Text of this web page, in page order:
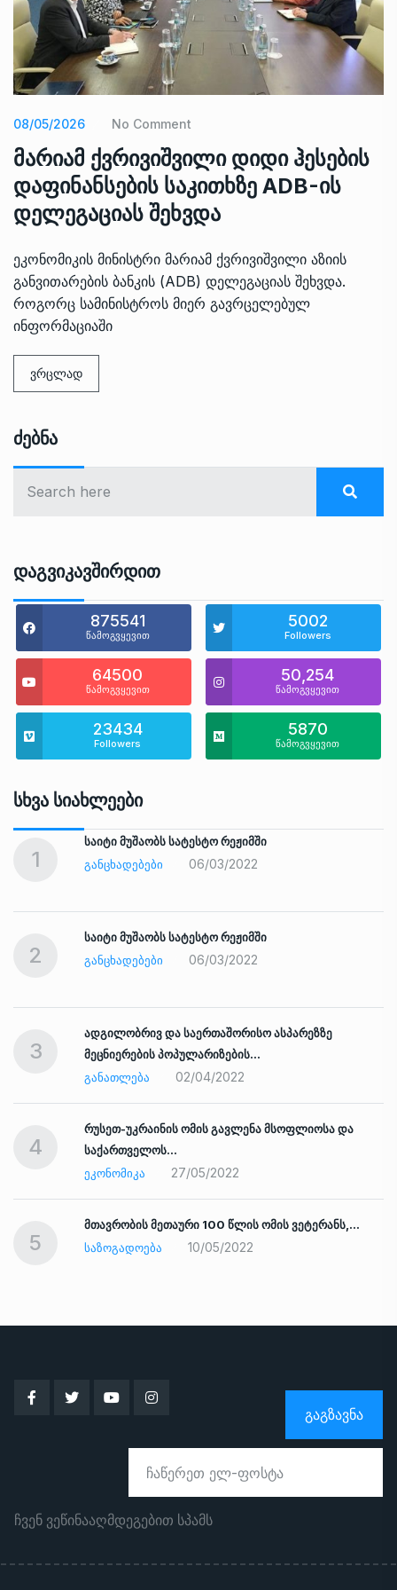
08/05/2026 No Comment
მარიამ ქვრივიშვილი დიდი ჰესების
დაფინანსების საკითხზე ADB-ის
დელეგაციას შეხვდა
ეკონომიკის მინისტრი მარიამ ქვრივიშვილი აზიის
განვითარების ბანკის (ADB) დელეგაციას შეხვდა.
როგორც სამინისტროს მიერ გავრცელებულ
ინფორმაციაში
ვრცლად
Ძებნა
Დაგვიკავშირდით
875541
წამოგვყევით
5002
Followers
64500
წამოგვყევით
50,254
წამოგვყევით
23434
Followers
5870
წამოგვყევით
Სხვა Სიახლეები
1
საიტი მუშაობს სატესტო რეჟიმში
ᲒᲐᲜᲪᲮᲐᲓᲔᲑᲔᲑᲘ
06/03/2022
2
საიტი მუშაობს სატესტო რეჟიმში
ᲒᲐᲜᲪᲮᲐᲓᲔᲑᲔᲑᲘ
06/03/2022
3
ადგილობრივ და საერთაშორისო ასპარეზზე
მეცნიერების პოპულარიზების…
ᲒᲐᲜᲐᲗᲚᲔᲑᲐ
02/04/2022
4
რუსეთ-უკრაინის ომის გავლენა მსოფლიოსა და
საქართველოს…
ᲔᲙᲝᲜᲝᲛᲘᲙᲐ
27/05/2022
5
მთავრობის მეთაური 100 წლის ომის ვეტერანს,…
ᲡᲐᲖᲝᲒᲐᲓᲝᲔᲑᲐ
10/05/2022
ᲒᲐᲒᲖᲐᲕᲜᲐ
ჩვენ ვეწინააღმდეგებით სპამს